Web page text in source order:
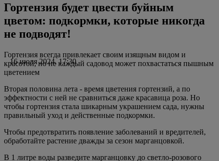
Гортензия будет цвести буйным
цветом: подкормки, которые никогда
не подводят!
16 июля 2024, 17:30
Гортензия всегда привлекает своим изящным видом и
красотой, но не каждый садовод может похвастаться пышным
цветением
Вторая половина лета - время цветения гортензий, а по
эффектности с ней не сравниться даже красавица роза. Но
чтобы гортензия стала шикарным украшением сада, нужны
правильный уход и действенные подкормки.
Чтобы предотвратить появление заболеваний и вредителей,
обработайте растение дважды за сезон марганцовкой.
В 1 литре воды разведите марганцовку до светло-розового